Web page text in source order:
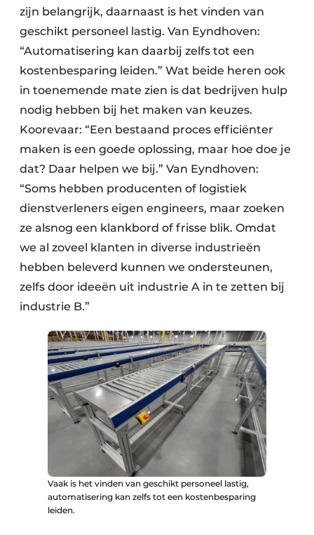
zijn belangrijk, daarnaast is het vinden van
geschikt personeel lastig. Van Eyndhoven:
“Automatisering kan daarbij zelfs tot een
kostenbesparing leiden.” Wat beide heren ook
in toenemende mate zien is dat bedrijven hulp
nodig hebben bij het maken van keuzes.
Koorevaar: “Een bestaand proces efficiënter
maken is een goede oplossing, maar hoe doe je
dat? Daar helpen we bij.” Van Eyndhoven:
“Soms hebben producenten of logistiek
dienstverleners eigen engineers, maar zoeken
ze alsnog een klankbord of frisse blik. Omdat
we al zoveel klanten in diverse industrieën
hebben beleverd kunnen we ondersteunen,
zelfs door ideeën uit industrie A in te zetten bij
industrie B.”
Vaak is het vinden van geschikt personeel lastig,
automatisering kan zelfs tot een kostenbesparing
leiden.